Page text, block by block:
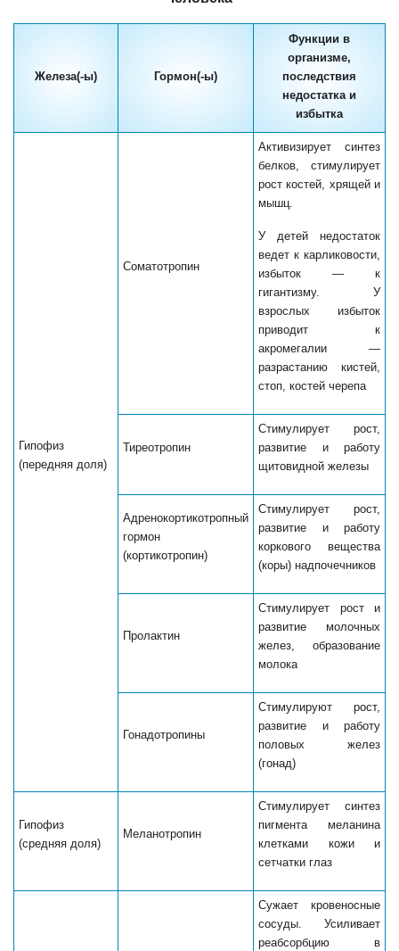
Железа(-ы) Гормон(-ы)
Функции в
организме,
последствия
недостатка и
избытка
Гипофиз
(передняя доля)
Соматотропин
Активизирует синтез
белков, стимулирует
рост костей, хрящей и
мышц.
У детей недостаток
ведет к карликовости,
избыток — к
гигантизму. У
взрослых избыток
приводит к
акромегалии —
разрастанию кистей,
стоп, костей черепа
Тиреотропин
Стимулирует рост,
развитие и работу
щитовидной железы
Адренокортикотропный
гормон
(кортикотропин)
Стимулирует рост,
развитие и работу
коркового вещества
(коры) надпочечников
Пролактин
Стимулирует рост и
развитие молочных
желез, образование
молока
Гонадотропины
Стимулируют рост,
развитие и работу
половых желез
(гонад)
Гипофиз
(средняя доля)
Меланотропин
Стимулирует синтез
пигмента меланина
клетками кожи и
сетчатки глаз
Сужает кровеносные
сосуды. Усиливает
реабсорбцию в